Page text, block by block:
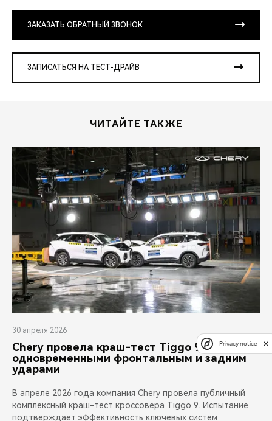
ЗАКАЗАТЬ ОБРАТНЫЙ ЗВОНОК
ЗАПИСАТЬСЯ НА ТЕСТ-ДРАЙВ
ЧИТАЙТЕ ТАКЖЕ
30 апреля 2026
Chery провела краш-тест Tiggo 9 с
одновременными фронтальным и задним
ударами
В апреле 2026 года компания Chery провела публичный
комплексный краш-тест кроссовера Tiggo 9. Испытание
подтверждает эффективность ключевых систем
Privacy notice